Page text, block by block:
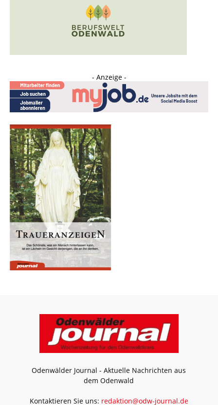
- Anzeige -
Odenwälder Journal - Aktuelle Nachrichten aus
dem Odenwald
Kontaktieren Sie uns: redaktion@odw-journal.de